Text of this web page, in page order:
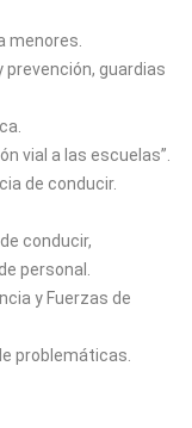
menores.
guardias
vial a las escuelas”.
de conducir.
conducir,
personal.
y Fuerzas de
problemáticas.